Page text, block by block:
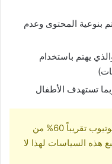
بنوعية المحتوى وعدم
يهتم باستخدام
تستهدف الأطفال
من خبرتي في التعامل مع اليوتيوب تقريباً 60% من
هذه السياسات لهذا لا